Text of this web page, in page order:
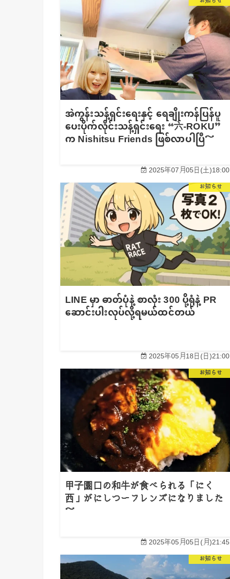
အဲကွန်းသန့်ရှင်းရေးနှင့် ရေချိုးကန်ပြန်ပူ
ပေးပိုက်လိုင်းသန့်ရှင်းရေး “六-ROKU”
က Nishitsu Friends ဖြစ်လာပါပြီ～
2025年07月05日(土)18:00
お知らせ
LINE မှာ ဓာတ်ပုံနဲ့ စာလုံး 300 ပို့ရုံနဲ့ PR
ဆောင်းပါးလုပ်လို့ရမယ်ထင်တယ်
2025年05月18日(日)21:00
お知らせ
甲子園口の和牛が食べられる「にく
西」がにしつーフレンズになりました
～
2025年05月05日(月)21:45
お知らせ